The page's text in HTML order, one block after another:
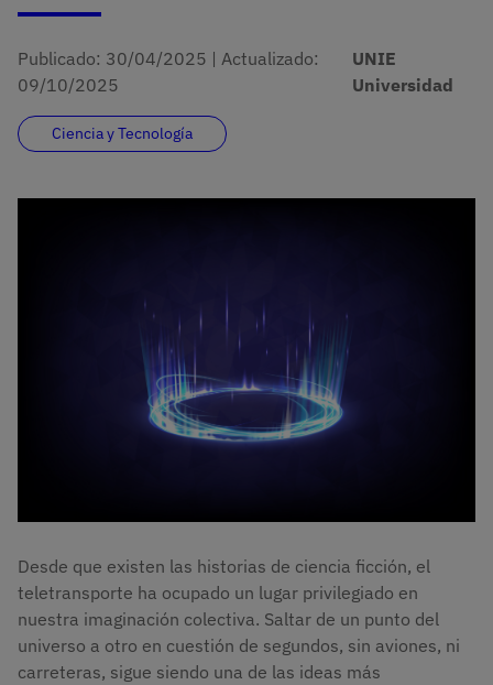
Publicado: 30/04/2025 | Actualizado:
09/10/2025
UNIE
Universidad
Ciencia y Tecnología
Desde que existen las historias de ciencia ficción, el
teletransporte ha ocupado un lugar privilegiado en
nuestra imaginación colectiva. Saltar de un punto del
universo a otro en cuestión de segundos, sin aviones, ni
carreteras, sigue siendo una de las ideas más